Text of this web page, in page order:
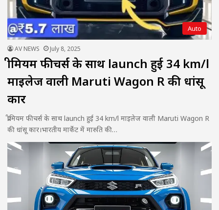
Auto
AV NEWS July 8, 2025
प्रीमियम फीचर्स के साथ launch हुई 34 km/l
माइलेज वाली Maruti Wagon R की धांसू
कार
प्रीमियम फीचर्स के साथ launch हुई 34 km/l माइलेज वाली Maruti Wagon R
की धांसू कार।भारतीय मार्केट में मारुति की…